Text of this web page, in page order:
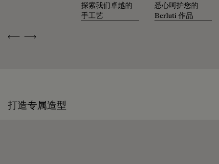
Previous
Next
探索我们卓越的
手工艺
悉心呵护您的
Berluti 作品
打造专属造型